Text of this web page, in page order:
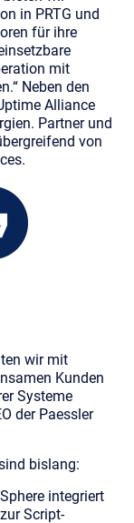
in PRTG und
für ihre
mit
Neben den
Alliance
Partner und
von
wir mit
Kunden
Systeme
der Paessler
bislang:
integriert
Script-